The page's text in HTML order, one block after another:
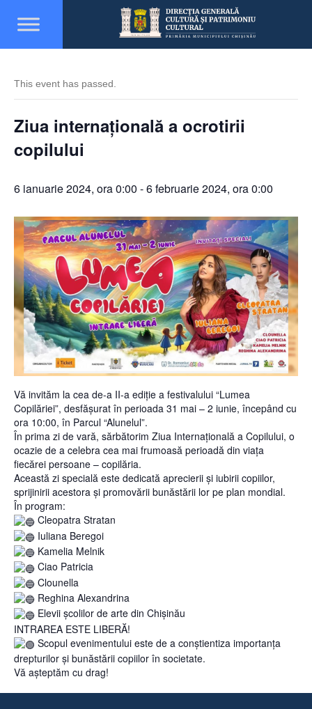
This event has passed.
Ziua internațională a ocrotirii
copilului
6 ianuarie 2024, ora 0:00 -6 februarie 2024, ora 0:00
Vă invităm la cea de-a II-a ediție a festivalului “Lumea
Copilăriei”, desfășurat în perioada 31 mai – 2 iunie, începând cu
ora 10:00, în Parcul “Alunelul”.
În prima zi de vară, sărbătorim Ziua Internațională a Copilului, o
ocazie de a celebra cea mai frumoasă perioadă din viața
fiecărei persoane – copilăria.
Această zi specială este dedicată aprecierii și iubirii copiilor,
sprijinirii acestora și promovării bunăstării lor pe plan mondial.
În program:
Cleopatra Stratan
Iuliana Beregoi
Kamelia Melnik
Ciao Patricia
Clounella
Reghina Alexandrina
Elevii școlilor de arte din Chișinău
INTRAREA ESTE LIBERĂ!
Scopul evenimentului este de a conștientiza importanța
drepturilor și bunăstării copiilor în societate.
Vă așteptăm cu drag!